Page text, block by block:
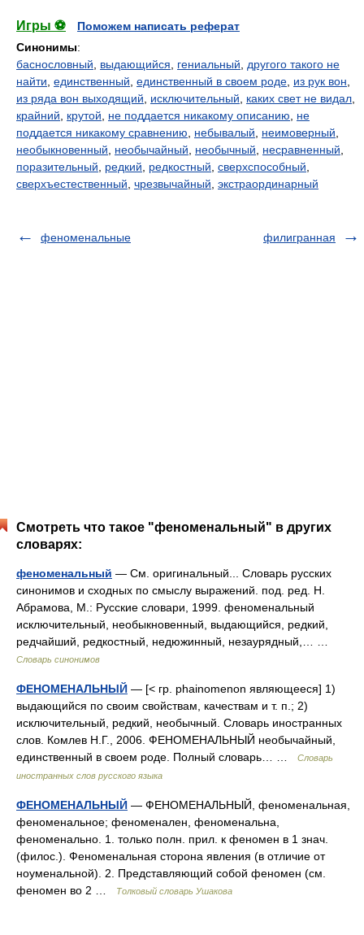
Игры ⚽
Поможем написать реферат
Синонимы:
баснословный
выдающийся гениальный
другого такого не
найти единственный единственный в своем роде из рук вон
из ряда вон выходящий
исключительный каких свет не видал
крайний
крутой не поддается никакому описанию
не
поддается никакому сравнению
небывалый неимоверный
необыкновенный
необычайный необычный несравненный
поразительный
редкий редкостный сверхспособный
сверхъестественный чрезвычайный экстраординарный
феноменальные филигранная
Смотреть что такое "феноменальный" в других
словарях:
феноменальный — См. оригинальный... Словарь русских
синонимов и сходных по смыслу выражений. под. ред. Н.
Абрамова, М.: Русские словари, 1999. феноменальный
исключительный, необыкновенный, выдающийся, редкий,
редчайший, редкостный, недюжинный, незаурядный,… …
Словарь синонимов
ФЕНОМЕНАЛЬНЫЙ — [< гр. phainomenon являющееся] 1)
выдающийся по своим свойствам, качествам и т. п.; 2)
исключительный, редкий, необычный. Словарь иностранных
слов. Комлев Н.Г., 2006. ФЕНОМЕНАЛЬНЫЙ необычайный,
единственный в своем роде. Полный словарь… …
Словарь
иностранных слов русского языка
ФЕНОМЕНАЛЬНЫЙ — ФЕНОМЕНАЛЬНЫЙ, феноменальная,
феноменальное; феноменален, феноменальна,
феноменально. 1. только полн. прил. к феномен в 1 знач.
(филос.). Феноменальная сторона явления (в отличие от
ноуменальной). 2. Представляющий собой феномен (см.
феномен во 2 …
Толковый словарь Ушакова